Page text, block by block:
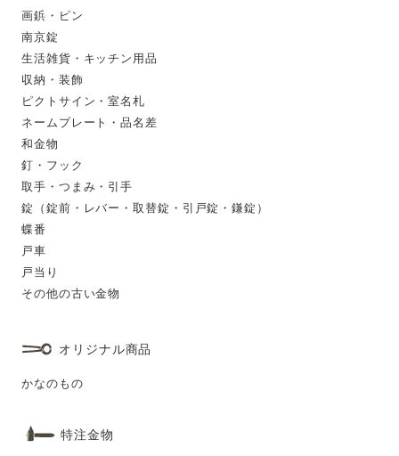
画鋲・ピン
南京錠
生活雑貨・キッチン用品
収納・装飾
ピクトサイン・室名札
ネームプレート・品名差
和金物
釘・フック
取手・つまみ・引手
錠（錠前・レバー・取替錠・引戸錠・鎌錠）
蝶番
戸車
戸当り
その他の古い金物
オリジナル商品
かなのもの
特注金物